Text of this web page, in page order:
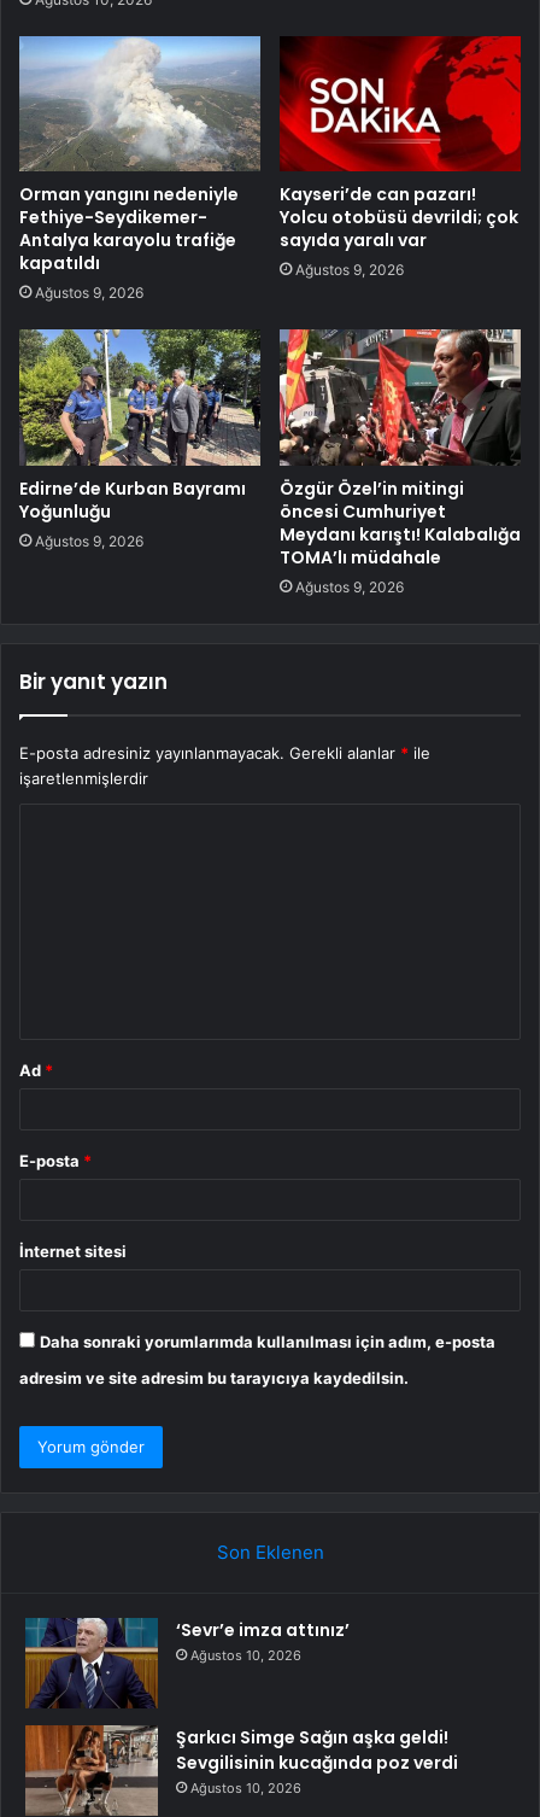
Orman yangını nedeniyle
Fethiye-Seydikemer-
Antalya karayolu trafiğe
kapatıldı
Ağustos 9, 2026
Kayseri’de can pazarı!
Yolcu otobüsü devrildi; çok
sayıda yaralı var
Ağustos 9, 2026
Edirne’de Kurban Bayramı
Yoğunluğu
Ağustos 9, 2026
Özgür Özel’in mitingi
öncesi Cumhuriyet
Meydanı karıştı! Kalabalığa
TOMA’lı müdahale
Ağustos 9, 2026
Bir yanıt yazın
E-posta adresiniz yayınlanmayacak. Gerekli alanlar * ile
işaretlenmişlerdir
Ad *
E-posta *
İnternet sitesi
Daha sonraki yorumlarımda kullanılması için adım, e-posta
adresim ve site adresim bu tarayıcıya kaydedilsin.
Son Eklenen
‘Sevr’e imza attınız’
Ağustos 10, 2026
Şarkıcı Simge Sağın aşka geldi!
Sevgilisinin kucağında poz verdi
Ağustos 10, 2026